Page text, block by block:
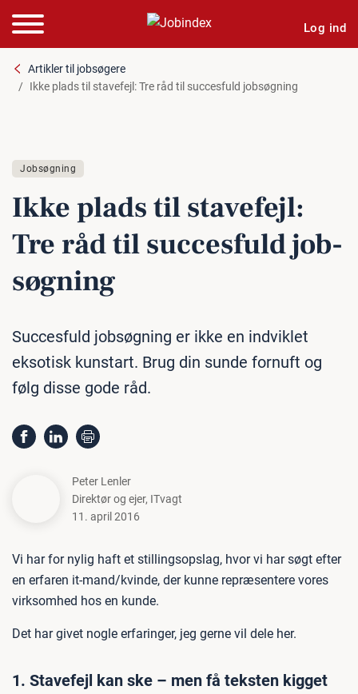
Log ind
Artikler til jobsøgere
Ikke plads til stavefejl: Tre råd til succesfuld jobsøgning
Jobsøgning
Ikke plads til stavefejl:
Tre råd til suc­ces­fuld job­
søg­ning
Succesfuld jobsøgning er ikke en indviklet
eksotisk kunstart. Brug din sunde fornuft og
følg disse gode råd.
Peter Lenler
Direktør og ejer, ITvagt
11. april 2016
Vi har for nylig haft et stillingsopslag, hvor vi har søgt efter
en erfaren it-mand/kvinde, der kunne repræsentere vores
virksomhed hos en kunde.
Det har givet nogle erfaringer, jeg gerne vil dele her.
1. Stavefejl kan ske – men få teksten kigget